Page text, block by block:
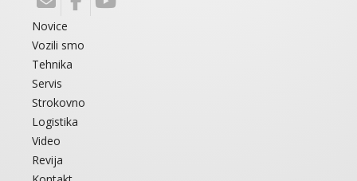
Novice
Vozili smo
Tehnika
Servis
Strokovno
Logistika
Video
Revija